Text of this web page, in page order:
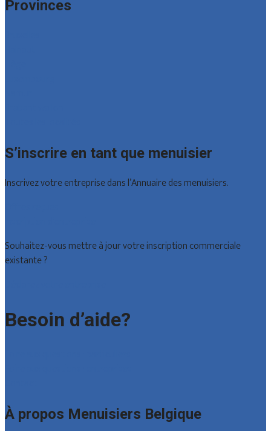
Provinces
S’inscrire en tant que menuisier
Inscrivez votre entreprise dans l’Annuaire des menuisiers.
Souhaitez-vous mettre à jour votre inscription commerciale
existante ?
Besoin d’aide?
À propos Menuisiers Belgique